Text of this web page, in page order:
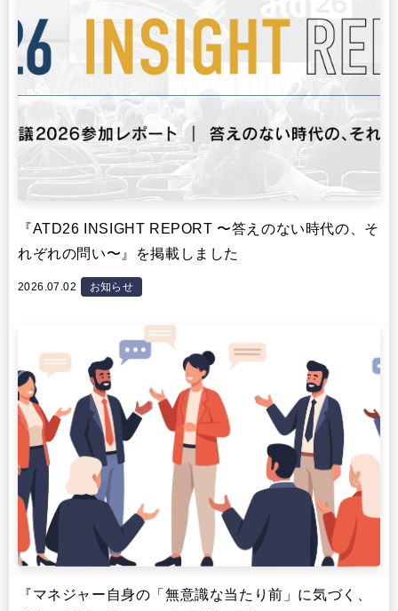
『ATD26 INSIGHT REPORT 〜答えのない時代の、そ
れぞれの問い〜』を掲載しました
2026.07.02 お知らせ
『マネジャー自身の「無意識な当たり前」に気づく、